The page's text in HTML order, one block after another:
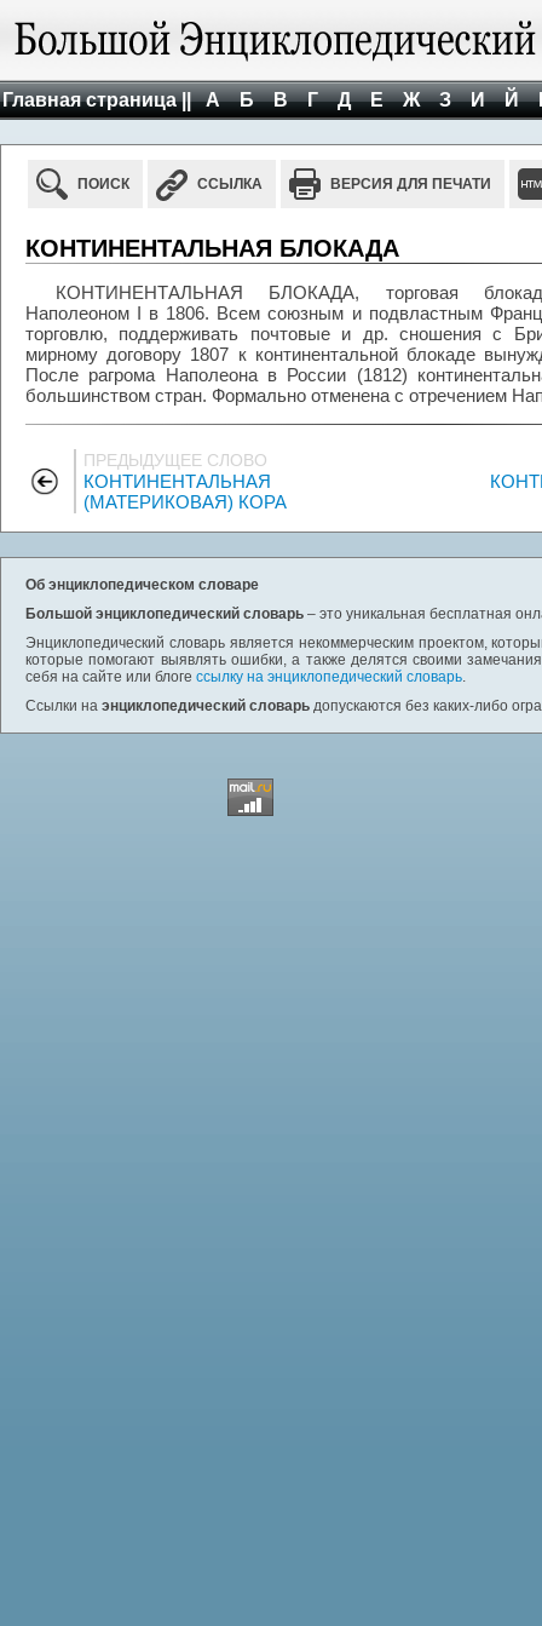
Главная страница || А Б В Г Д Е Ж З И Й
ПОИСК ССЫЛКА ВЕРСИЯ ДЛЯ ПЕЧАТИ
КОНТИНЕНТАЛЬНАЯ БЛОКАДА
КОНТИНЕНТАЛЬНАЯ БЛОКАДА, торговая
Наполеоном I в 1806. Всем союзным и подвластным
торговлю, поддерживать почтовые и др. сношения с
мирному договору 1807 к континентальной блокаде
После рагрома Наполеона в России (1812)
большинством стран. Формально отменена с отречением
ПРЕДЫДУЩЕЕ СЛОВО
КОНТИНЕНТАЛЬНАЯ
(МАТЕРИКОВАЯ) КОРА
Об энциклопедическом словаре
Большой энциклопедический словарь – это уникальная бесплатная
Энциклопедический словарь является некоммерческим проектом,
которые помогают выявлять ошибки, а также делятся своими
себя на сайте или блоге ссылку на энциклопедический словарь.
Ссылки на энциклопедический словарь допускаются без каких-либо